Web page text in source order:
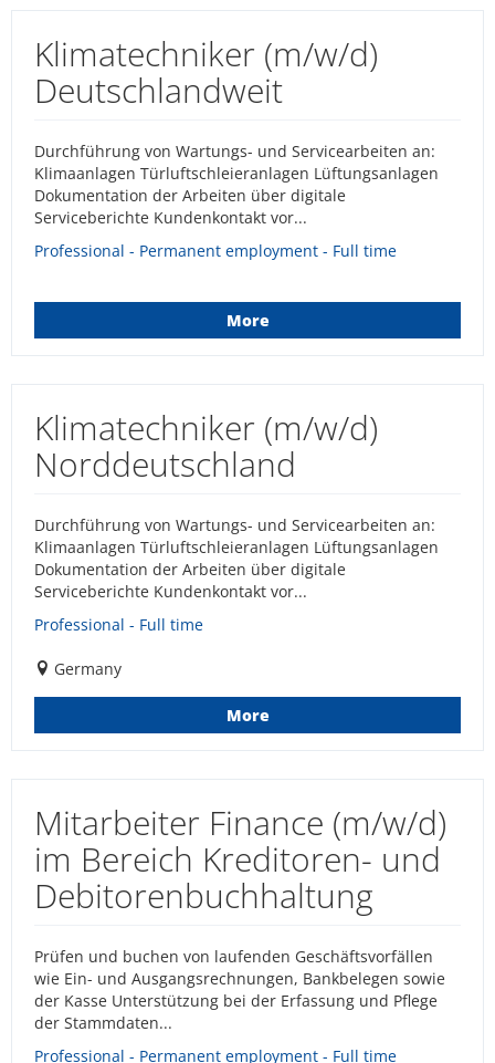
Klimatechniker (m/w/d)
Deutschlandweit
Durchführung von Wartungs- und Servicearbeiten an:
Klimaanlagen Türluftschleieranlagen Lüftungsanlagen
Dokumentation der Arbeiten über digitale
Serviceberichte Kundenkontakt vor...
Professional - Permanent employment - Full time
More
Klimatechniker (m/w/d)
Norddeutschland
Durchführung von Wartungs- und Servicearbeiten an:
Klimaanlagen Türluftschleieranlagen Lüftungsanlagen
Dokumentation der Arbeiten über digitale
Serviceberichte Kundenkontakt vor...
Professional - Full time
Germany
More
Mitarbeiter Finance (m/w/d)
im Bereich Kreditoren- und
Debitorenbuchhaltung
Prüfen und buchen von laufenden Geschäftsvorfällen
wie Ein- und Ausgangsrechnungen, Bankbelegen sowie
der Kasse Unterstützung bei der Erfassung und Pflege
der Stammdaten...
Professional - Permanent employment - Full time